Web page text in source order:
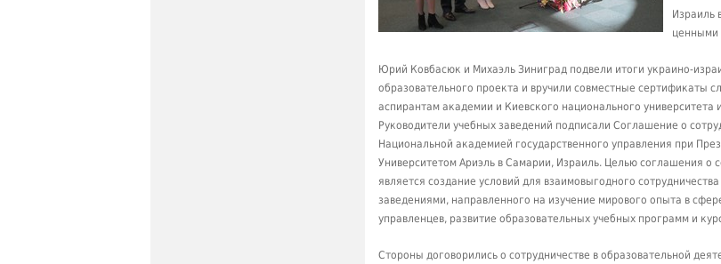
Израиль
ценными
Юрий Ковбасюк и Михаэль Зиниград подвели итоги украино-
образовательного проекта и вручили совместные сертификаты
аспирантам академии и Киевского национального
Руководители учебных заведений подписали Соглашение о
Национальной академией государственного управления при
Университетом Ариэль в Самарии, Израиль. Целью соглашения о
является создание условий для взаимовыгодного
заведениями, направленного на изучение мирового опыта в
управленцев, развитие образовательных учебных программ и
Стороны договорились о сотрудничестве в образовательной